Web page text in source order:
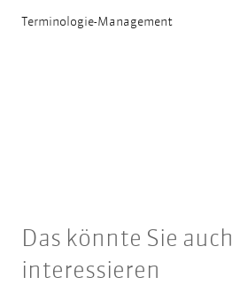
Terminologie-Management
Das könnte Sie auch
interessieren